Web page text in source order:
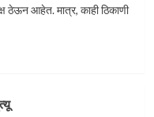
ठेऊन आहेत. मात्र, काही ठिकाणी